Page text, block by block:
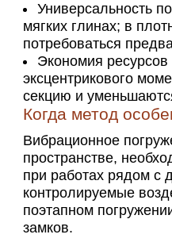
Универсальность
мягких глинах; в
потребоваться
Экономия
эксцентрикового
секцию и
Когда метод
Вибрационное
пространстве,
при работах рядом с
контролируемые
поэтапном
замков.